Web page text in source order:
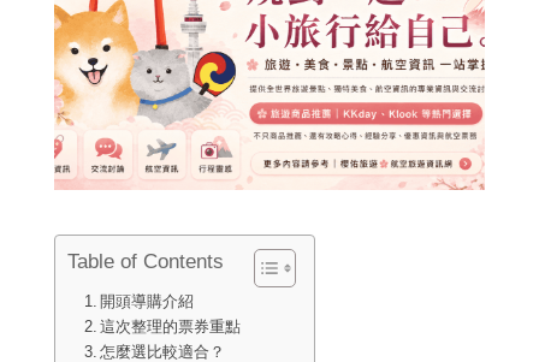
Table of Contents
開頭導購介紹
這次整理的票券重點
怎麼選比較適合？